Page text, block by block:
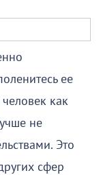
ее
как
не
Это
сфер